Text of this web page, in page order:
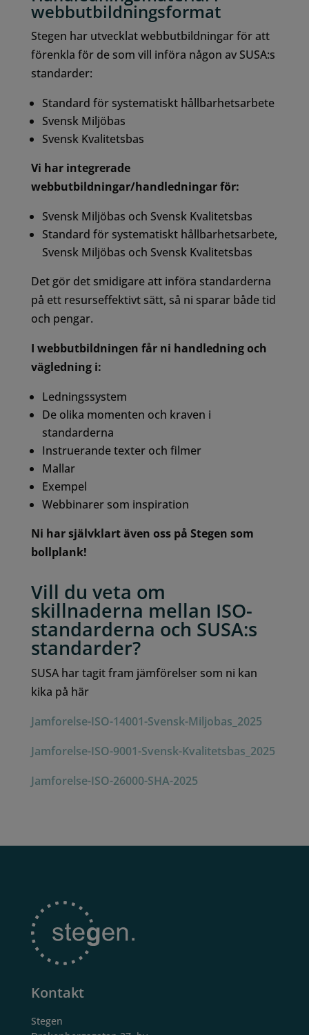
webbutbildningsformat
Stegen har utvecklat webbutbildningar för att
förenkla för de som vill införa någon av SUSA:s
standarder:
Standard för systematiskt hållbarhetsarbete
Svensk Miljöbas
Svensk Kvalitetsbas
Vi har integrerade
webbutbildningar/handledningar för:
Svensk Miljöbas och Svensk Kvalitetsbas
Standard för systematiskt hållbarhetsarbete,
Svensk Miljöbas och Svensk Kvalitetsbas
Det gör det smidigare att införa standarderna
på ett resurseffektivt sätt, så ni sparar både tid
och pengar.
I webbutbildningen får ni handledning och
vägledning i:
Ledningssystem
De olika momenten och kraven i
standarderna
Instruerande texter och filmer
Mallar
Exempel
Webbinarer som inspiration
Ni har självklart även oss på Stegen som
bollplank!
Vill du veta om
skillnaderna mellan ISO-
standarderna och SUSA:s
standarder?
SUSA har tagit fram jämförelser som ni kan
kika på här
Jamforelse-ISO-14001-Svensk-Miljobas_2025
Jamforelse-ISO-9001-Svensk-Kvalitetsbas_2025
Jamforelse-ISO-26000-SHA-2025
Kontakt
Stegen